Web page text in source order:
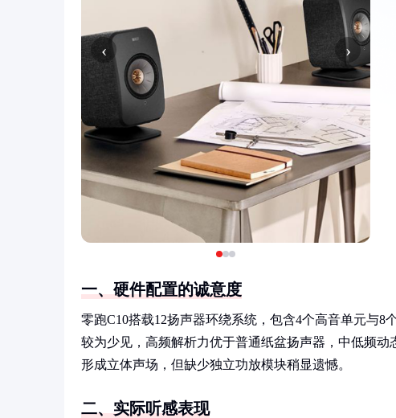
‹ ›
一、硬件配置的诚意度
零跑C10搭载12扬声器环绕系统，包含4个高音单元与
较为少见，高频解析力优于普通纸盆扬声器，中低频
形成立体声场，但缺少独立功放模块稍显遗憾。
二、实际听感表现